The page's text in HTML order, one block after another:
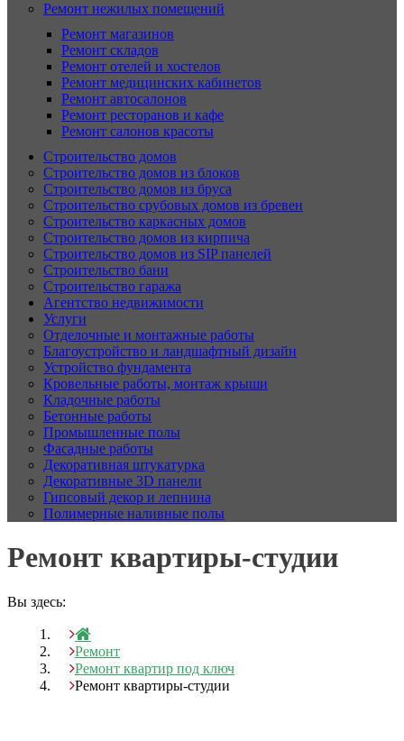
Ремонт нежилых помещений
Ремонт магазинов
Ремонт складов
Ремонт отелей и хостелов
Ремонт медицинских кабинетов
Ремонт автосалонов
Ремонт ресторанов и кафе
Ремонт салонов красоты
Строительство домов
Строительство домов из блоков
Строительство домов из бруса
Строительство срубовых домов из бревен
Строительство каркасных домов
Строительство домов из кирпича
Строительство домов из SIP панелей
Строительство бани
Строительство гаража
Агентство недвижимости
Услуги
Отделочные и монтажные работы
Благоустройство и ландшафтный дизайн
Устройство фундамента
Кровельные работы, монтаж крыши
Кладочные работы
Бетонные работы
Промышленные полы
Фасадные работы
Декоративная штукатурка
Декоративные 3D панели
Гипсовый декор и лепнина
Полимерные наливные полы
Ремонт квартиры-студии
Вы здесь:
Ремонт
Ремонт квартир под ключ
Ремонт квартиры-студии